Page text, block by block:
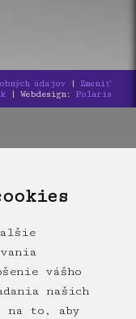
vášho
našich
na to, aby
údajov|
Zmeniť
| Webdesign: Polaris